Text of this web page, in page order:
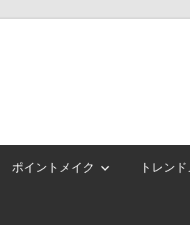
ポイントメイク トレン